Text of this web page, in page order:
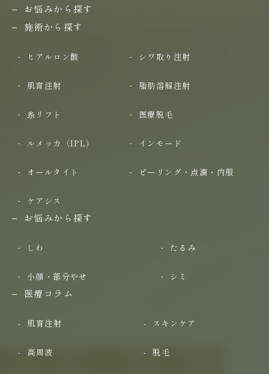
お悩みから探す
施術から探す
ヒアルロン酸 シワ取り注射
肌育注射 脂肪溶解注射
糸リフト 医療脱毛
ルメッカ（IPL） インモード
オールタイト ピーリング・点滴・内服
ケアシス
お悩みから探す
しわ たるみ
小顔・部分やせ シミ
医療コラム
肌育注射 スキンケア
高周波 脱毛